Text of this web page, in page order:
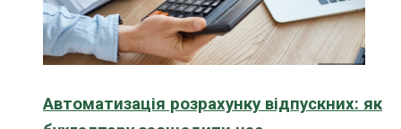
Автоматизація розрахунку відпускних: як